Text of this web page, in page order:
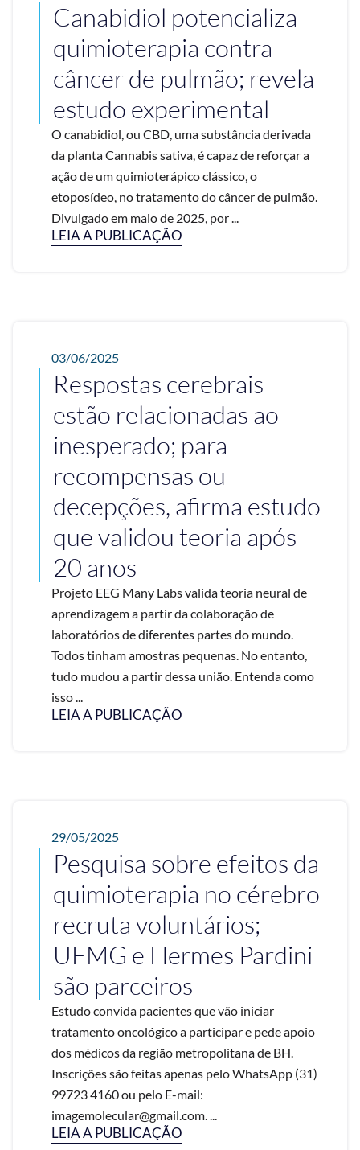
Canabidiol potencializa
quimioterapia contra
câncer de pulmão; revela
estudo experimental
O canabidiol, ou CBD, uma substância derivada
da planta Cannabis sativa, é capaz de reforçar a
ação de um quimioterápico clássico, o
etoposídeo, no tratamento do câncer de pulmão.
Divulgado em maio de 2025, por ...
LEIA A PUBLICAÇÃO
03/06/2025
Respostas cerebrais
estão relacionadas ao
inesperado; para
recompensas ou
decepções, afirma estudo
que validou teoria após
20 anos
Projeto EEG Many Labs valida teoria neural de
aprendizagem a partir da colaboração de
laboratórios de diferentes partes do mundo.
Todos tinham amostras pequenas. No entanto,
tudo mudou a partir dessa união. Entenda como
isso ...
LEIA A PUBLICAÇÃO
29/05/2025
Pesquisa sobre efeitos da
quimioterapia no cérebro
recruta voluntários;
UFMG e Hermes Pardini
são parceiros
Estudo convida pacientes que vão iniciar
tratamento oncológico a participar e pede apoio
dos médicos da região metropolitana de BH.
Inscrições são feitas apenas pelo WhatsApp (31)
99723 4160 ou pelo E-mail:
imagemolecular@gmail.com. ...
LEIA A PUBLICAÇÃO